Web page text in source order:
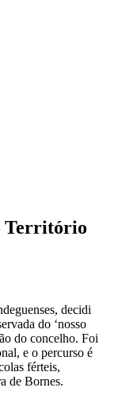
Território
decidi
do ‘nosso
do concelho. Foi
e o percurso é
férteis,
de Bornes.